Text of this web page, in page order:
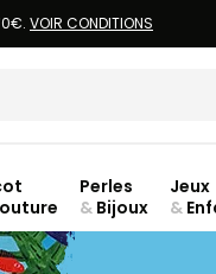
VOIR CONDITIONS
Perles
& Bijoux
Jeux
&